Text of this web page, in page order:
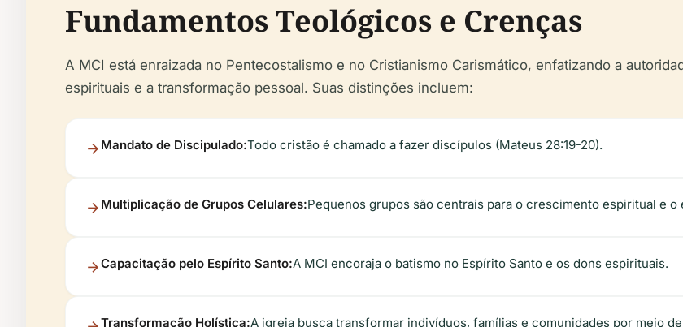
Fundamentos Teológicos e Crenças
A MCI está enraizada no Pentecostalismo e no Cristianismo Carismático, enfatizando a
espirituais e a transformação pessoal. Suas distinções incluem:
Mandato de Discipulado:Todo cristão é chamado a fazer discípulos (Mateus 28:19-20).
Multiplicação de Grupos Celulares:Pequenos grupos são centrais para o crescimento espiritual e o
Capacitação pelo Espírito Santo:A MCI encoraja o batismo no Espírito Santo e os dons espirituais.
Transformação Holística:A igreja busca transformar indivíduos, famílias e comunidades por meio